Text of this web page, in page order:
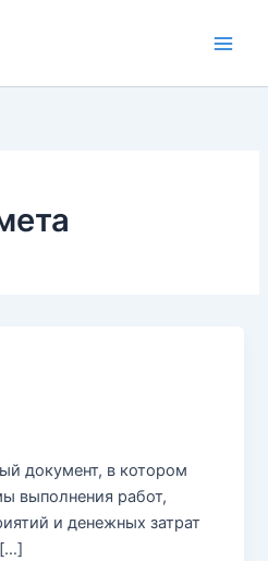
документ, в котором
выполнения работ,
и денежных затрат